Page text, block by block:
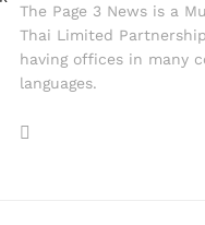
The Page 3 News is a
Thai Limited
having offices in many
languages.